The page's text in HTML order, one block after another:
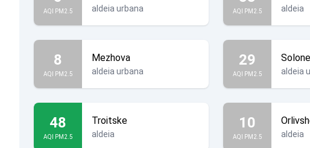
AQI PM2.5 aldeia urbana AQI PM2.5 aldeia
8
AQI PM2.5
Mezhova
aldeia urbana
29
AQI PM2.5
Solone
aldeia
48
AQI PM2.5
Troitske
aldeia
10
AQI PM2.5 aldeia